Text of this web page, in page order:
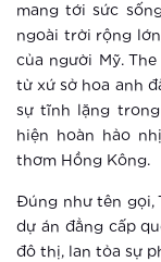
mang tới sức
ngoài trời rộng
của người Mỹ.
từ xứ sở hoa anh
sự tĩnh lặng
hiện hoàn hảo
thơm Hồng Kông.
Đúng như tên gọi,
dự án đẳng cấp
đô thị, lan tỏa sự